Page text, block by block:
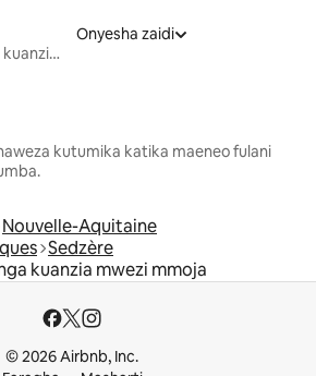
Nyumba za kupanga kuanzia mwezi mmoja
Onyesha zaidi
kutumika katika maeneo fulani
Nouvelle-Aquitaine
Sedzère
kuanzia mwezi mmoja
© 2026 Airbnb, Inc.